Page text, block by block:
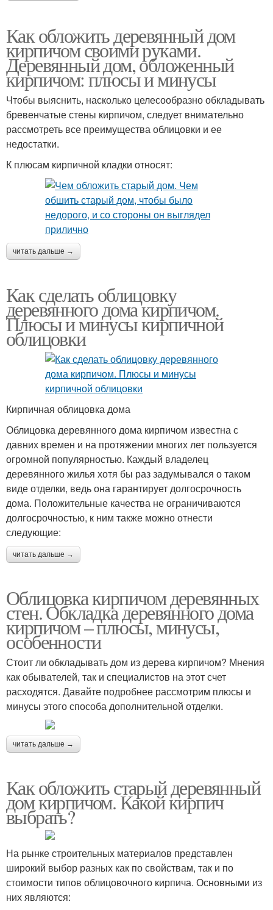
Как обложить деревянный дом
кирпичом своими руками.
Деревянный дом, обложенный
кирпичом: плюсы и минусы
Чтобы выяснить, насколько целесообразно обкладывать
бревенчатые стены кирпичом, следует внимательно
рассмотреть все преимущества облицовки и ее
недостатки.
К плюсам кирпичной кладки относят:
читать дальше →
Как сделать облицовку
деревянного дома кирпичом.
Плюсы и минусы кирпичной
облицовки
Кирпичная облицовка дома
Облицовка деревянного дома кирпичом известна с
давних времен и на протяжении многих лет пользуется
огромной популярностью. Каждый владелец
деревянного жилья хотя бы раз задумывался о таком
виде отделки, ведь она гарантирует долгосрочность
дома. Положительные качества не ограничиваются
долгосрочностью, к ним также можно отнести
следующие:
читать дальше →
Облицовка кирпичом деревянных
стен. Обкладка деревянного дома
кирпичом – плюсы, минусы,
особенности
Стоит ли обкладывать дом из дерева кирпичом? Мнения
как обывателей, так и специалистов на этот счет
расходятся. Давайте подробнее рассмотрим плюсы и
минусы этого способа дополнительной отделки.
читать дальше →
Как обложить старый деревянный
дом кирпичом. Какой кирпич
выбрать?
На рынке строительных материалов представлен
широкий выбор разных как по свойствам, так и по
стоимости типов облицовочного кирпича. Основными из
них являются: